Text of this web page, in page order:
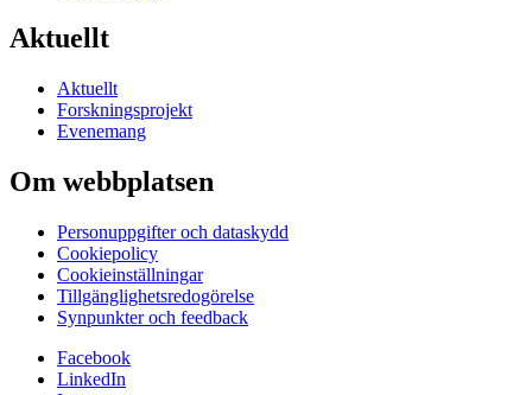
Aktuellt
Aktuellt
Forskningsprojekt
Evenemang
Om webbplatsen
Personuppgifter och dataskydd
Cookiepolicy
Cookieinställningar
Tillgänglighetsredogörelse
Synpunkter och feedback
Facebook
LinkedIn